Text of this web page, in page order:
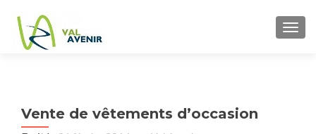
Vente de vêtements d’occasion